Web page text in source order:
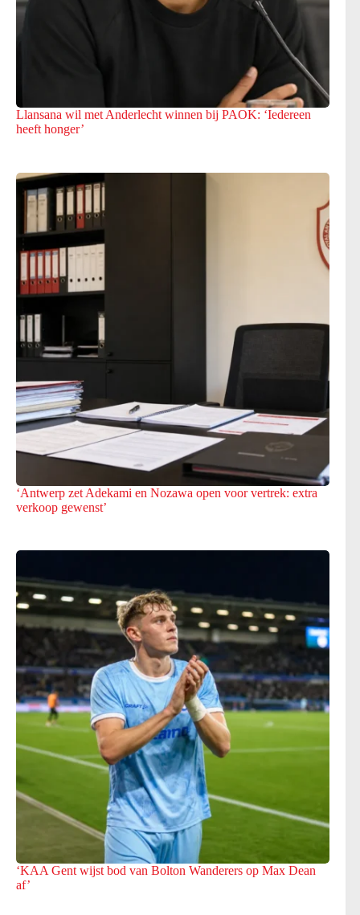
Llansana wil met Anderlecht winnen bij PAOK: ‘Iedereen
heeft honger’
‘Antwerp zet Adekami en Nozawa open voor vertrek: extra
verkoop gewenst’
‘KAA Gent wijst bod van Bolton Wanderers op Max Dean
af’